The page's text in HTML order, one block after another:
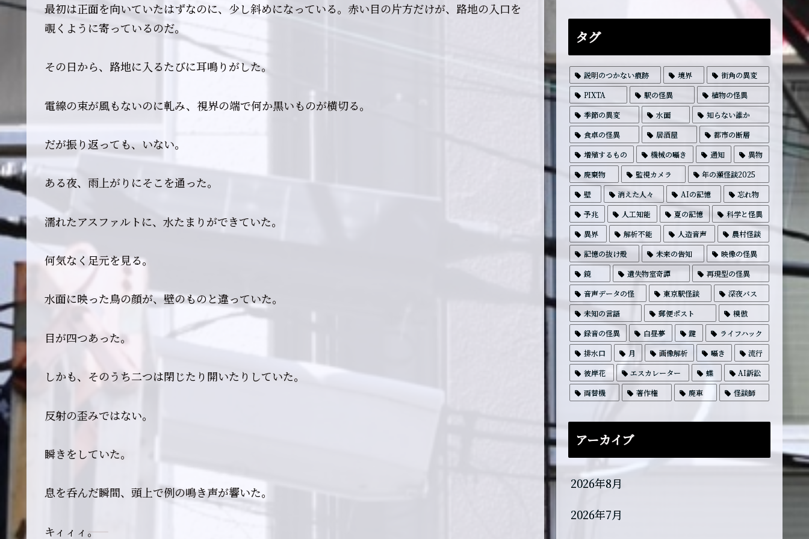
最初は正面を向いていたはずなのに、少し斜めになっている。赤い目の片方だけが、路地の入口を
覗くように寄っているのだ。
その日から、路地に入るたびに耳鳴りがした。
電線の束が風もないのに軋み、視界の端で何か黒いものが横切る。
だが振り返っても、いない。
ある夜、雨上がりにそこを通った。
濡れたアスファルトに、水たまりができていた。
何気なく足元を見る。
水面に映った鳥の顔が、壁のものと違っていた。
目が四つあった。
しかも、そのうち二つは閉じたり開いたりしていた。
反射の歪みではない。
瞬きをしていた。
息を呑んだ瞬間、頭上で例の鳴き声が響いた。
キィィィ――。
タグ
説明のつかない痕跡 境界
街角の異変
PIXTA
駅の怪異
植物の怪異
季節の異変
水面
知らない誰か
食卓の怪異
居酒屋
都市の断層
増殖するもの
機械の囁き 通知
異物
廃棄物
監視カメラ
年の瀬怪談2025
壁
消えた人々 AIの記憶
忘れ物
予兆
人工知能 夏の記憶
科学と怪異
異界
解析不能 人造音声
農村怪談
記憶の抜け殻
未来の告知
映像の怪異
鏡
遺失物室奇譚
再現型の怪異
音声データの怪
東京駅怪談
深夜バス
未知の言語
郵便ポスト
模倣
録音の怪異
白昼夢 鍵
ライフハック
排水口
月 画像解析 囁き
流行
彼岸花
エスカレーター 蝶
AI訴訟
両替機
著作権 廃車 怪談師
アーカイブ
2026年8月
2026年7月